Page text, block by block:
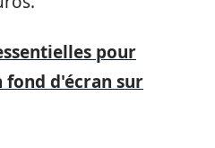
pour
d'écran sur